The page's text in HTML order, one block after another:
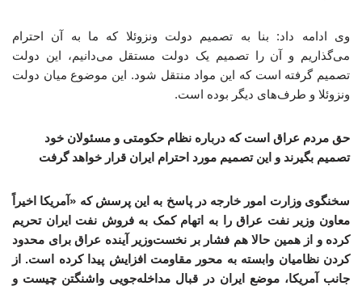
وی ادامه داد: بنا به تصمیم دولت ونزوئلا که ما به آن احترام
می‌گذاریم و آن را تصمیم یک دولت مستقل می‌دانیم، این دولت
تصمیم گرفته است که این مواد منتقل شود. این موضوع میان دولت
ونزوئلا و طرف‌های دیگر بوده است.
حق مردم عراق است که درباره نظام حکومتی و مسئولان خود
تصمیم بگیرند و این تصمیم مورد احترام ایران قرار خواهد گرفت
سخنگوی وزارت امور خارجه در پاسخ به این پرسش که «آمریکا اخیراً
معاون وزیر نفت عراق را به اتهام کمک به فروش نفت ایران تحریم
کرده و از همین حالا هم فشار بر نخست‌وزیر آینده عراق برای محدود
کردن نظامیان وابسته به محور مقاومت افزایش پیدا کرده است. از
جانب آمریکا، موضع ایران در قبال مداخله‌جویی واشنگتن چیست و